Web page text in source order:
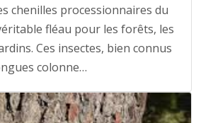
chenilles processionnaires du
fléau pour les forêts, les
Ces insectes, bien connus
colonne…